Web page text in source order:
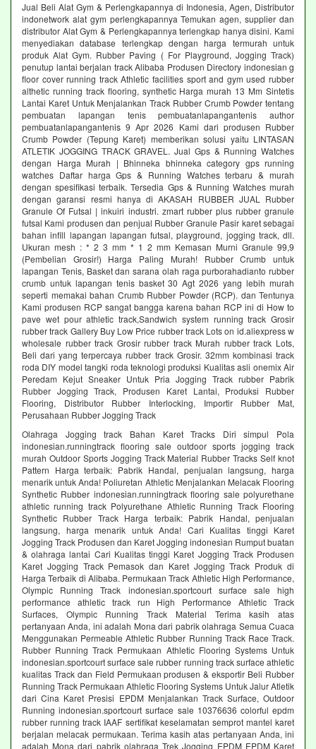
Jual Beli Alat Gym & Perlengkapannya di Indonesia, Agen, Distributor
indonetwork alat gym perlengkapannya Temukan agen, supplier dan
distributor Alat Gym & Perlengkapannya terlengkap hanya disini. Kami
menyediakan database terlengkap dengan harga termurah untuk
produk Alat Gym. Rubber Paving ( For Playground, Jogging Track)
penutup lantai berjalan track Alibaba Produsen Directory indonesian g
floor cover running track Athletic facilities sport and gym used rubber
althetic running track flooring, synthetic Harga murah 13 Mm Sintetis
Lantai Karet Untuk Menjalankan Track Rubber Crumb Powder tentang
pembuatan lapangan tenis pembuatanlapangantenis author
pembuatanlapangantenis 9 Apr 2026 Kami dari produsen Rubber
Crumb Powder (Tepung Karet) memberikan solusi yaitu LINTASAN
ATLETIK JOGGING TRACK GRAVEL. Jual Gps & Running Watches
dengan Harga Murah | Bhinneka bhinneka category gps running
watches Daftar harga Gps & Running Watches terbaru & murah
dengan spesifikasi terbaik. Tersedia Gps & Running Watches murah
dengan garansi resmi hanya di AKASAH RUBBER JUAL Rubber
Granule Of Futsal | inkuiri industri. zmart rubber plus rubber granule
futsal Kami produsen dan penjual Rubber Granule Pasir karet sebagai
bahan infill lapangan lapangan futsal, playground, jogging track, dll.
Ukuran mesh : * 2 3 mm * 1 2 mm Kemasan Murni Granule 99,9
(Pembelian Grosir!) Harga Paling Murah! Rubber Crumb untuk
lapangan Tenis, Basket dan sarana olah raga purborahadianto rubber
crumb untuk lapangan tenis basket 30 Agt 2026 yang lebih murah
seperti memakai bahan Crumb Rubber Powder (RCP). dan Tentunya
Kami produsen RCP sangat bangga karena bahan RCP ini di How to
pave wet pour athletic track,Sandwich system running track Grosir
rubber track Gallery Buy Low Price rubber track Lots on id.aliexpress w
wholesale rubber track Grosir rubber track Murah rubber track Lots,
Beli dari yang terpercaya rubber track Grosir. 32mm kombinasi track
roda DIY model tangki roda teknologi produksi Kualitas asli onemix Air
Peredam Kejut Sneaker Untuk Pria Jogging Track rubber Pabrik
Rubber Jogging Track, Produsen Karet Lantai, Produksi Rubber
Flooring, Distributor Rubber Interlocking, Importir Rubber Mat,
Perusahaan Rubber Jogging Track
Olahraga Jogging track Bahan Karet Tracks Diri simpul Pola
indonesian.runningtrack flooring sale outdoor sports jogging track
murah Outdoor Sports Jogging Track Material Rubber Tracks Self knot
Pattern Harga terbaik: Pabrik Handal, penjualan langsung, harga
menarik untuk Anda! Poliuretan Athletic Menjalankan Melacak Flooring
Synthetic Rubber indonesian.runningtrack flooring sale polyurethane
athletic running track Polyurethane Athletic Running Track Flooring
Synthetic Rubber Track Harga terbaik: Pabrik Handal, penjualan
langsung, harga menarik untuk Anda! Cari Kualitas tinggi Karet
Jogging Track Produsen dan Karet Jogging indonesian Rumput buatan
& olahraga lantai Cari Kualitas tinggi Karet Jogging Track Produsen
Karet Jogging Track Pemasok dan Karet Jogging Track Produk di
Harga Terbaik di Alibaba. Permukaan Track Athletic High Performance,
Olympic Running Track indonesian.sportcourt surface sale high
performance athletic track run High Performance Athletic Track
Surfaces, Olympic Running Track Material Terima kasih atas
pertanyaan Anda, ini adalah Mona dari pabrik olahraga Semua Cuaca
Menggunakan Permeable Athletic Rubber Running Track Race Track.
Rubber Running Track Permukaan Athletic Flooring Systems Untuk
indonesian.sportcourt surface sale rubber running track surface athletic
kualitas Track dan Field Permukaan produsen & eksportir Beli Rubber
Running Track Permukaan Athletic Flooring Systems Untuk Jalur Atletik
dari Cina Karet Presisi EPDM Menjalankan Track Surface, Outdoor
Running indonesian.sportcourt surface sale 10376636 colorful epdm
rubber running track IAAF sertifikat keselamatan semprot mantel karet
berjalan melacak permukaan. Terima kasih atas pertanyaan Anda, ini
adalah Mona dari pabrik olahraga Trek Jogging EPDM EPDM Karet